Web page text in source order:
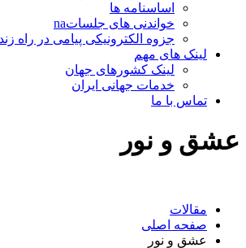
اساسنامه ها
خواندنی های جلساتna
جزوه الکترونیکی پیامی در راه
لینک های مهم
لینک کشورهای جهان
خدمات جهانی ایران
تماس با ما
عشق و نور
مقالات
صفحه اصلی
عشق و نور